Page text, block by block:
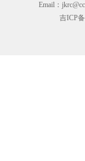
Email：
吉ICP